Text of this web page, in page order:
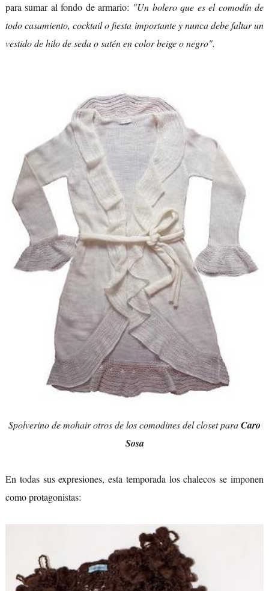
para sumar al fondo de armario: "Un bolero que es el comodín de
todo casamiento, cocktail o fiesta importante y nunca debe faltar un
vestido de hilo de seda o satén en color beige o negro".
Spolverino de mohair otros de los comodines del closet paraCaro
Sosa
En todas sus expresiones, esta temporada los chalecos se imponen
como protagonistas: